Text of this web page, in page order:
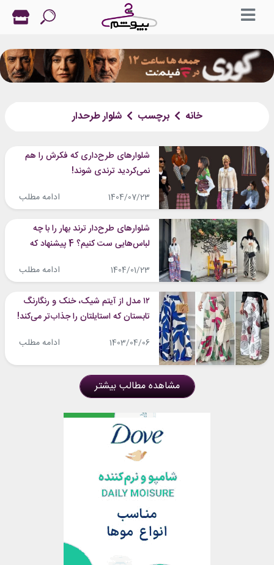
خانه برچسب شلوار طرحدار
شلوارهای طرح‌داری که فکرش را هم
نمی‌کردید ترندی شوند!
1404/07/23 ادامه مطلب
شلوارهای طرح‌دار ترند بهار را با چه
لباس‌هایی ست کنیم؟ 4 پیشنهاد که
1404/01/23 ادامه مطلب
۱۲ مدل از آیتم شیک، خنک و رنگارنگ
تابستان که استایلتان را جذاب‌تر می‌کند!
1403/04/06 ادامه مطلب
مشاهده مطالب بیشتر